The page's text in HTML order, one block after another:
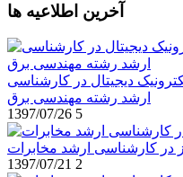
آخرین اطلاعیه ها
دیجیتال در کارشناسی
ارشد رشته مهندسی برق
1397/07/26 5
در کارشناسی ارشد مخابرات
1397/07/21 2